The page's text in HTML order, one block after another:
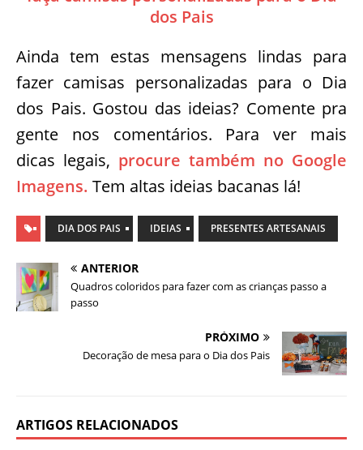
dos Pais
Ainda tem estas mensagens lindas para
fazer camisas personalizadas para o Dia
dos Pais. Gostou das ideias? Comente pra
gente nos comentários. Para ver mais
dicas legais, procure também no Google
Imagens. Tem altas ideias bacanas lá!
DIA DOS PAIS IDEIAS PRESENTES ARTESANAIS
ANTERIOR
Quadros coloridos para fazer com as crianças passo a
passo
PRÓXIMO
Decoração de mesa para o Dia dos Pais
ARTIGOS RELACIONADOS